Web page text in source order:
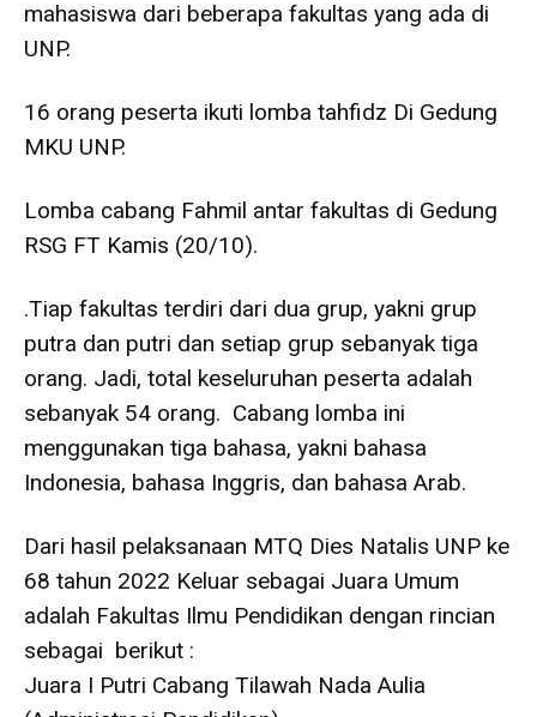
mahasiswa dari beberapa fakultas yang ada di
UNP.
16 orang peserta ikuti lomba tahfidz Di Gedung
MKU UNP.
Lomba cabang Fahmil antar fakultas di Gedung
RSG FT Kamis (20/10).
.Tiap fakultas terdiri dari dua grup, yakni grup
putra dan putri dan setiap grup sebanyak tiga
orang. Jadi, total keseluruhan peserta adalah
sebanyak 54 orang. Cabang lomba ini
menggunakan tiga bahasa, yakni bahasa
Indonesia, bahasa Inggris, dan bahasa Arab.
Dari hasil pelaksanaan MTQ Dies Natalis UNP ke
68 tahun 2022 Keluar sebagai Juara Umum
adalah Fakultas Ilmu Pendidikan dengan rincian
sebagai berikut :
Juara I Putri Cabang Tilawah Nada Aulia